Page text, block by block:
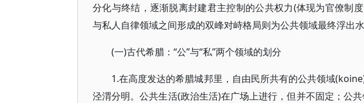
分化与终结，逐渐脱离封建君主控制的公共权力(体现为官僚制
与私人自律领域之间形成的双峰对峙格局则为公共领域最终浮出
(一)古代希腊：“公”与“私”两个领域的划分
1.在高度发达的希腊城邦里，自由民所共有的公共领域
泾渭分明。公共生活(政治生活)在广场上进行，但并不固定；